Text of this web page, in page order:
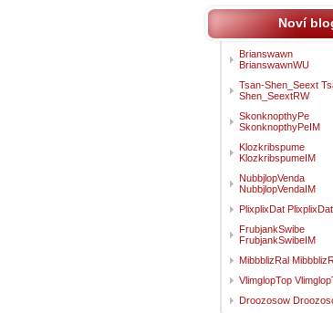
Noví
Brianswawn
BrianswawnWU
Tsan-Shen_Seext
Shen_SeextRW
SkonknopthyPe
SkonknopthyPeIM
Klozkribspume
KlozkribspumeIM
NubbjlopVenda
NubbjlopVendaIM
PlixplixDat
FrubjankSwibe
FrubjankSwibeIM
MibbblizRal
VlimglopTop
Droozosow